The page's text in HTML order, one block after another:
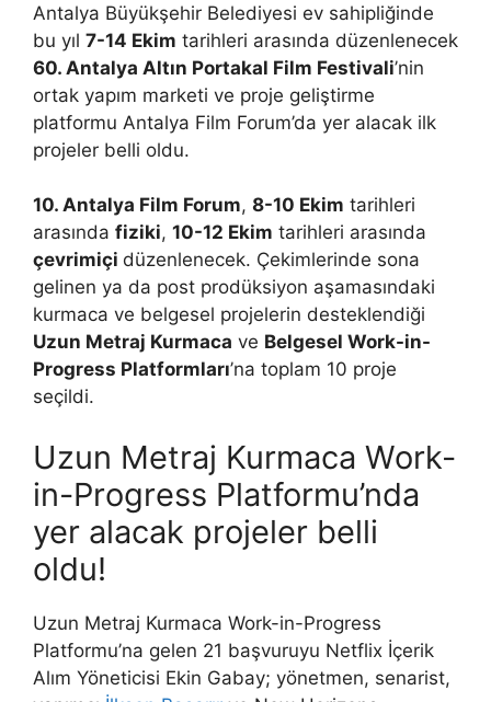
Antalya Büyükşehir Belediyesi ev sahipliğinde
bu yıl 7-14 Ekim tarihleri arasında düzenlenecek
60. Antalya Altın Portakal Film Festivali’nin
ortak yapım marketi ve proje geliştirme
platformu Antalya Film Forum’da yer alacak ilk
projeler belli oldu.
10. Antalya Film Forum, 8-10 Ekim tarihleri
arasında fiziki, 10-12 Ekim tarihleri arasında
çevrimiçi düzenlenecek. Çekimlerinde sona
gelinen ya da post prodüksiyon aşamasındaki
kurmaca ve belgesel projelerin desteklendiği
Uzun Metraj Kurmaca ve Belgesel Work-in-
Progress Platformları’na toplam 10 proje
seçildi.
Uzun Metraj Kurmaca Work-
in-Progress Platformu’nda
yer alacak projeler belli
oldu!
Uzun Metraj Kurmaca Work-in-Progress
Platformu’na gelen 21 başvuruyu Netflix İçerik
Alım Yöneticisi Ekin Gabay; yönetmen, senarist,